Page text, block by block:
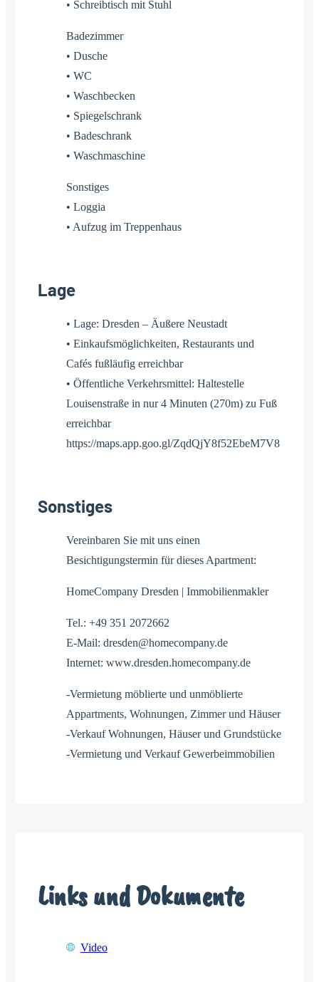
• Schreibtisch mit Stuhl
Badezimmer
• Dusche
• WC
• Waschbecken
• Spiegelschrank
• Badeschrank
• Waschmaschine
Sonstiges
• Loggia
• Aufzug im Treppenhaus
Lage
• Lage: Dresden – Äußere Neustadt
• Einkaufsmöglichkeiten, Restaurants und
Cafés fußläufig erreichbar
• Öffentliche Verkehrsmittel: Haltestelle
Louisenstraße in nur 4 Minuten (270m) zu Fuß
erreichbar
https://maps.app.goo.gl/ZqdQjY8f52EbeM7V8
Sonstiges
Vereinbaren Sie mit uns einen
Besichtigungstermin für dieses Apartment:
HomeCompany Dresden | Immobilienmakler
Tel.: +49 351 2072662
E-Mail: dresden@homecompany.de
Internet: www.dresden.homecompany.de
-Vermietung möblierte und unmöblierte
Appartments, Wohnungen, Zimmer und Häuser
-Verkauf Wohnungen, Häuser und Grundstücke
-Vermietung und Verkauf Gewerbeimmobilien
Links und Dokumente
Video